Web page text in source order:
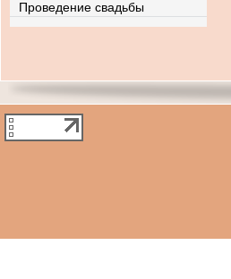
Проведение свадьбы